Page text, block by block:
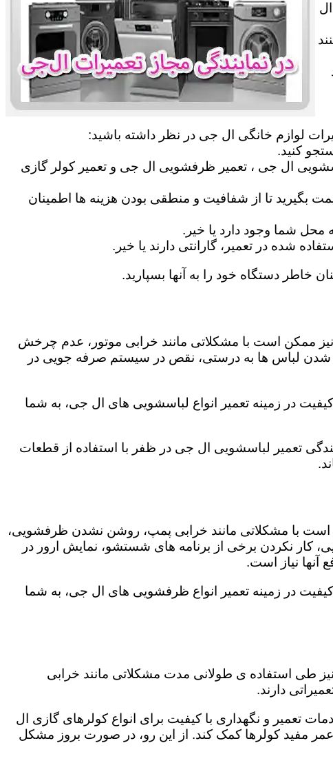
لوازم خانگی ال جی در نظر داشته باشید:
کنید.
ال جی ، تعمیر ظرفشویی ال جی و تعمیر کولر گازی
بگیرید تا از شفافیت و منطقی بودن هزینه ها اطمینان
شما وجود دارد یا خیر.
شده در تعمیر، گارانتی دارند یا خیر.
خاطر دستگاه خود را به آنها بسپارید.
نیز ممکن است با مشکلاتی مانند خرابی موتور، عدم چرخش
لباس ها به درستی، نقص در سیستم صرفه جویی در
در زمینه تعمیر انواع لباسشویی های ال جی، به شما
تعمیر لباسشویی ال جی در ظفر با استفاده از قطعات
است با مشکلاتی مانند خرابی پمپ، روشن نشدن ظرفشویی،
نکردن برخی از برنامه های شستشو، نمایش ارور در
نیاز است.
در زمینه تعمیر انواع ظرفشویی های ال جی، به شما
طی استفاده ی طولانی مدت مشکلاتی مانند خرابی
دارند.
تعمیر و نگهداری با کیفیت برای انواع کولرهای گازی ال
عمر مفید کولرها کمک کند. از این رو، در صورت بروز مشکل